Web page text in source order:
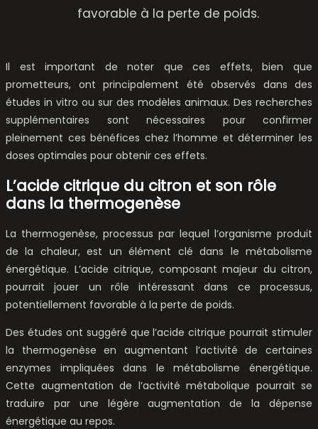
favorable à la perte de poids.
Il est important de noter que ces effets, bien que
prometteurs, ont principalement été observés dans des
études in vitro ou sur des modèles animaux. Des recherches
supplémentaires sont nécessaires pour confirmer
pleinement ces bénéfices chez l’homme et déterminer les
doses optimales pour obtenir ces effets.
L’acide citrique du citron et son rôle
dans la thermogenèse
La thermogenèse, processus par lequel l’organisme produit
de la chaleur, est un élément clé dans le métabolisme
énergétique. L’acide citrique, composant majeur du citron,
pourrait jouer un rôle intéressant dans ce processus,
potentiellement favorable à la perte de poids.
Des études ont suggéré que l’acide citrique pourrait stimuler
la thermogenèse en augmentant l’activité de certaines
enzymes impliquées dans le métabolisme énergétique.
Cette augmentation de l’activité métabolique pourrait se
traduire par une légère augmentation de la dépense
énergétique au repos.